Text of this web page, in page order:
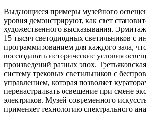
Выдающиеся примеры музейного
уровня демонстрируют, как свет
художественного высказывания. Эрмитаж
15 тысяч светодиодных светильников с
программированием для каждого зала,
воссоздавать исторические условия
произведений разных эпох.
систему трековых светильников с
управлением, которая позволяет
перенастраивать освещение при смене
электриков. Музей современного
применяет технологию спектрального